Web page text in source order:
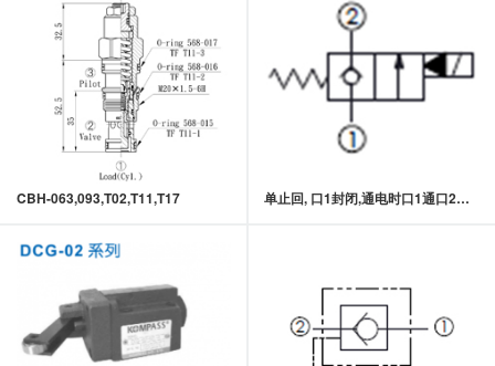
CBH-063,093,T02,T11,T17 单止回, 口1封闭,通电时口1通口2常闭型提动轴型电磁方向阀